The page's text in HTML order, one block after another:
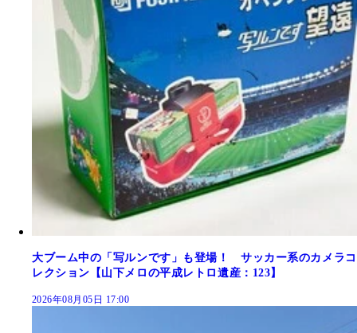
大ブーム中の「写ルンです」も登場！ サッカー系のカメラコ
レクション【山下メロの平成レトロ遺産：123】
2026年08月05日 17:00